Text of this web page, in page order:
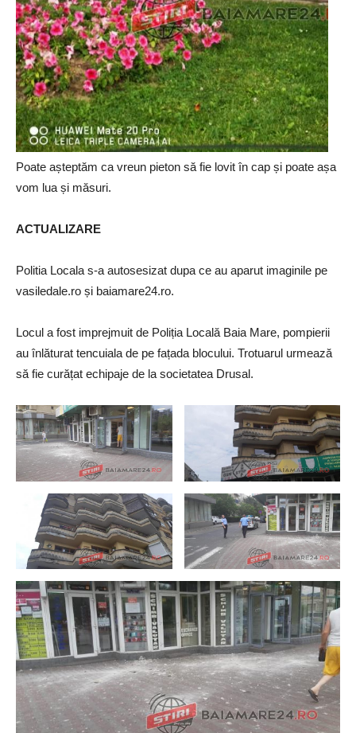
Poate așteptăm ca vreun pieton să fie lovit în cap și poate așa
vom lua și măsuri.
ACTUALIZARE
Politia Locala s-a autosesizat dupa ce au aparut imaginile pe
vasiledale.ro și baiamare24.ro.
Locul a fost imprejmuit de Poliția Locală Baia Mare, pompierii
au înlăturat tencuiala de pe fațada blocului. Trotuarul urmează
să fie curățat echipaje de la societatea Drusal.